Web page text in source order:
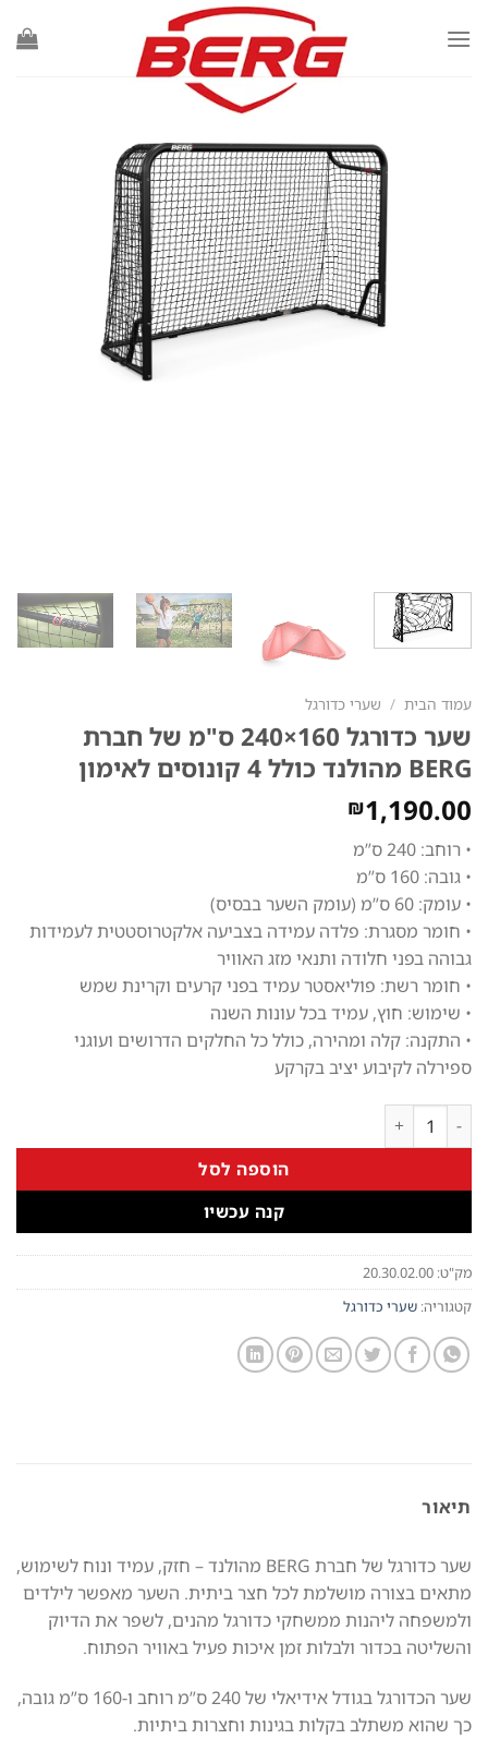
עמוד הבית / שערי כדורגל
שער כדורגל 160×240 ס"מ של חברת
BERG מהולנד כולל 4 קונוסים לאימון
₪1,190.00
• רוחב: 240 ס”מ
• גובה: 160 ס”מ
• עומק: 60 ס”מ (עומק השער בבסיס)
• חומר מסגרת: פלדה עמידה בצביעה אלקטרוסטטית לעמידות
גבוהה בפני חלודה ותנאי מזג האוויר
• חומר רשת: פוליאסטר עמיד בפני קרעים וקרינת שמש
• שימוש: חוץ, עמיד בכל עונות השנה
• התקנה: קלה ומהירה, כולל כל החלקים הדרושים ועוגני
ספירלה לקיבוע יציב בקרקע
כמות של שער כדורגל 160×240 ס"מ של חברת BERG מהולנד כולל 4 קונוסים לאימון
הוספה לסל
קנה עכשיו
מק"ט: 20.30.02.00
קטגוריה: שערי כדורגל
תיאור
שער כדורגל של חברת BERG מהולנד – חזק, עמיד ונוח לשימוש,
מתאים בצורה מושלמת לכל חצר ביתית. השער מאפשר לילדים
ולמשפחה ליהנות ממשחקי כדורגל מהנים, לשפר את הדיוק
והשליטה בכדור ולבלות זמן איכות פעיל באוויר הפתוח.
שער הכדורגל בגודל אידיאלי של 240 ס”מ רוחב ו-160 ס”מ גובה,
כך שהוא משתלב בקלות בגינות וחצרות ביתיות.